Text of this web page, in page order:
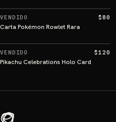
VENDIDO $80
Carta Pokémon Rowlet Rara
VENDIDO $120
Pikachu Celebrations Holo Card